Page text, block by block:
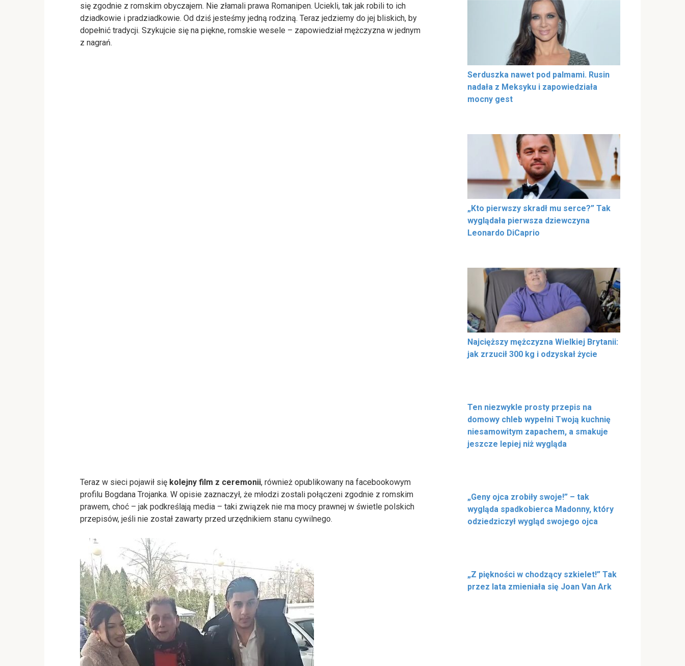
się zgodnie z romskim obyczajem. Nie złamali prawa Romanipen. Uciekli, tak jak robili to ich
dziadkowie i pradziadkowie. Od dziś jesteśmy jedną rodziną. Teraz jedziemy do jej bliskich, by
dopełnić tradycji. Szykujcie się na piękne, romskie wesele – zapowiedział mężczyzna w jednym
z nagrań.
Teraz w sieci pojawił się kolejny film z ceremonii, również opublikowany na facebookowym
profilu Bogdana Trojanka. W opisie zaznaczył, że młodzi zostali połączeni zgodnie z romskim
prawem, choć – jak podkreślają media – taki związek nie ma mocy prawnej w świetle polskich
przepisów, jeśli nie został zawarty przed urzędnikiem stanu cywilnego.
Serduszka nawet pod palmami. Rusin
nadała z Meksyku i zapowiedziała
mocny gest
„Kto pierwszy skradł mu serce?” Tak
wyglądała pierwsza dziewczyna
Leonardo DiCaprio
Najcięższy mężczyzna Wielkiej Brytanii:
jak zrzucił 300 kg i odzyskał życie
Ten niezwykle prosty przepis na
domowy chleb wypełni Twoją kuchnię
niesamowitym zapachem, a smakuje
jeszcze lepiej niż wygląda
„Geny ojca zrobiły swoje!” – tak
wygląda spadkobierca Madonny, który
odziedziczył wygląd swojego ojca
„Z piękności w chodzący szkielet!” Tak
przez lata zmieniała się Joan Van Ark